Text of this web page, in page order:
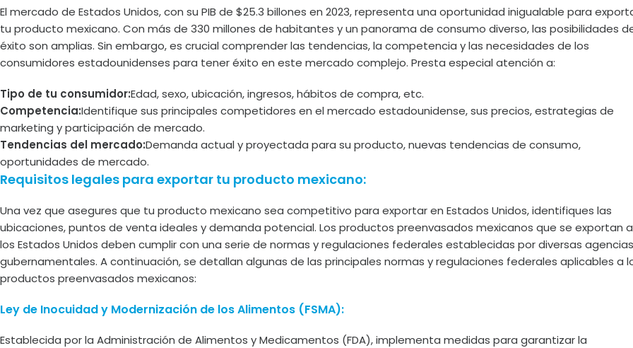
El mercado de Estados Unidos, con su PIB de $25.3 billones en 2023, representa una oportunidad inigualable para
tu producto mexicano. Con más de 330 millones de habitantes y un panorama de consumo diverso, las posibilidades
éxito son amplias. Sin embargo, es crucial comprender las tendencias, la competencia y las necesidades de los
consumidores estadounidenses para tener éxito en este mercado complejo. Presta especial atención a:
Tipo de tu consumidor:Edad, sexo, ubicación, ingresos, hábitos de compra, etc.
Competencia:Identifique sus principales competidores en el mercado estadounidense, sus precios, estrategias de
marketing y participación de mercado.
Tendencias del mercado:Demanda actual y proyectada para su producto, nuevas tendencias de consumo,
oportunidades de mercado.
Requisitos legales para exportar tu producto mexicano:
Una vez que asegures que tu producto mexicano sea competitivo para exportar en Estados Unidos, identifiques las
ubicaciones, puntos de venta ideales y demanda potencial. Los productos preenvasados mexicanos que se exportan a
los Estados Unidos deben cumplir con una serie de normas y regulaciones federales establecidas por diversas agencias
gubernamentales. A continuación, se detallan algunas de las principales normas y regulaciones federales aplicables a
productos preenvasados mexicanos:
Ley de Inocuidad y Modernización de los Alimentos (FSMA):
Establecida por la Administración de Alimentos y Medicamentos (FDA), implementa medidas para garantizar la